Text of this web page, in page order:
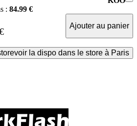
: 84.99 €
Ajouter au panier
voir la dispo dans le store à Paris